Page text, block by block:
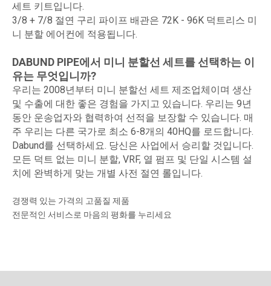
세트 키트입니다.
3/8 + 7/8 절연 구리 파이프 배관은 72K - 96K 덕트리스 미
니 분할 에어컨에 적용됩니다.
DABUND PIPE에서 미니 분할선 세트를 선택하는 이
유는 무엇입니까?
우리는 2008년부터 미니 분할선 세트 제조업체이며 생산
및 수출에 대한 좋은 경험을 가지고 있습니다. 우리는 9년
동안 운송업자와 협력하여 선적을 보장할 수 있습니다. 매
주 우리는 다른 국가로 최소 6-8개의 40HQ를 로드합니다.
Dabund를 선택하세요. 당신은 사업에서 승리할 것입니다.
모든 덕트 없는 미니 분할, VRF, 열 펌프 및 단일 시스템 설
치에 완벽하게 맞는 개별 사전 절연 롤입니다.
경쟁력 있는 가격의 고품질 제품
전문적인 서비스로 마음의 평화를 누리세요